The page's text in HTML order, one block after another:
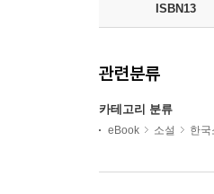
ISBN13
관련분류
카테고리 분류
eBook 소설 한국